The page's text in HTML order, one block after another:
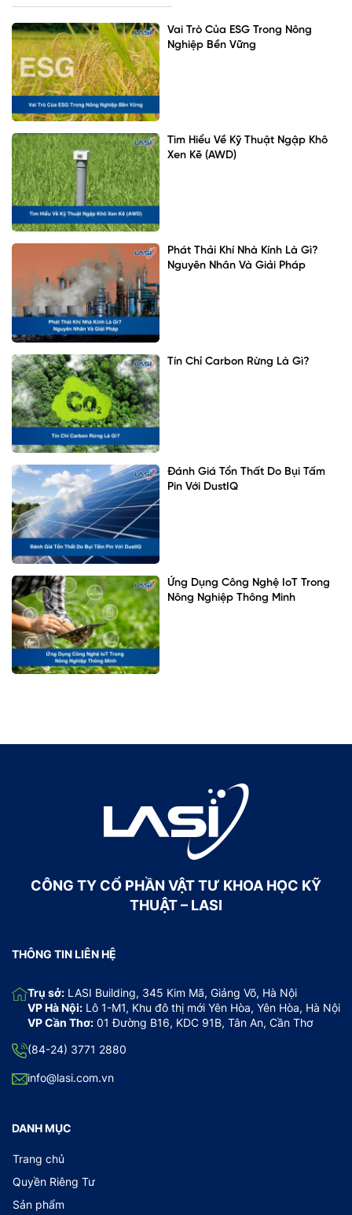
Vai Trò Của ESG Trong Nông
Nghiệp Bền Vững
Tìm Hiểu Về Kỹ Thuật Ngập Khô
Xen Kẽ (AWD)
Phát Thải Khí Nhà Kính Là Gì?
Nguyên Nhân Và Giải Pháp
Tín Chỉ Carbon Rừng Là Gì?
Đánh Giá Tổn Thất Do Bụi Tấm
Pin Với DustIQ
Ứng Dụng Công Nghệ IoT Trong
Nông Nghiệp Thông Minh
CÔNG TY CỔ PHẦN VẬT TƯ KHOA HỌC KỸ
THUẬT – LASI
THÔNG TIN LIÊN HỆ
Trụ sở: LASI Building, 345 Kim Mã, Giảng Võ, Hà Nội
VP Hà Nội: Lô 1-M1, Khu đô thị mới Yên Hòa, Yên Hòa, Hà Nội
VP Cần Thơ: 01 Đường B16, KDC 91B, Tân An, Cần Thơ
(84-24) 3771 2880
info@lasi.com.vn
DANH MỤC
Trang chủ
Quyền Riêng Tư
Sản phẩm